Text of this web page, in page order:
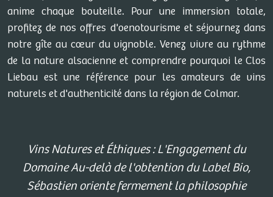
anime chaque bouteille. Pour une immersion totale,
profitez de nos offres d'oenotourisme et séjournez dans
notre gîte au cœur du vignoble. Venez vivre au rythme
de la nature alsacienne et comprendre pourquoi le Clos
Liebau est une référence pour les amateurs de vins
naturels et d'authenticité dans la région de Colmar.
Vins Natures et Éthiques : L'Engagement du
Domaine Au-delà de l'obtention du Label Bio,
Sébastien oriente fermement la philosophie